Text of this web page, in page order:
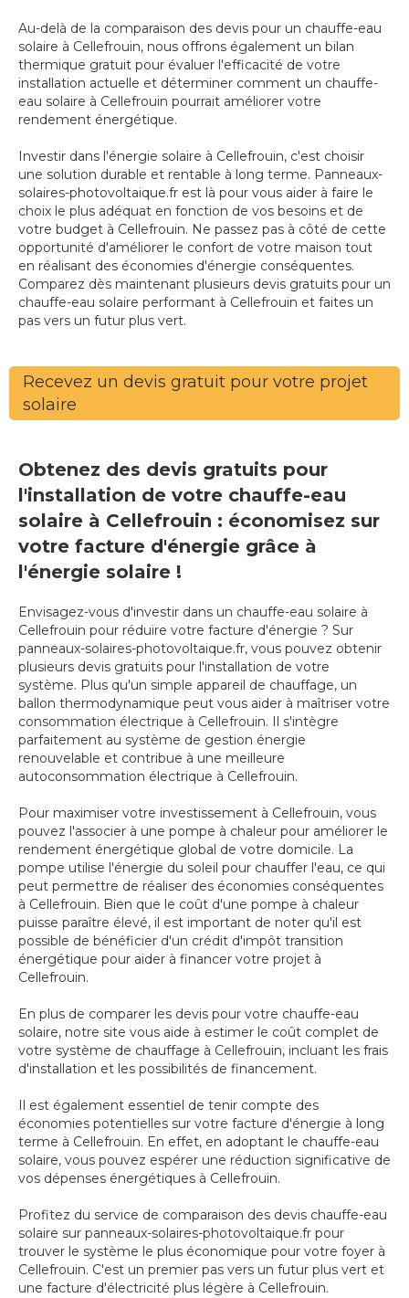
Au-delà de la comparaison des devis pour un chauffe-eau
solaire à Cellefrouin, nous offrons également un bilan
thermique gratuit pour évaluer l'efficacité de votre
installation actuelle et déterminer comment un chauffe-
eau solaire à Cellefrouin pourrait améliorer votre
rendement énergétique.
Investir dans l'énergie solaire à Cellefrouin, c'est choisir
une solution durable et rentable à long terme. Panneaux-
solaires-photovoltaique.fr est là pour vous aider à faire le
choix le plus adéquat en fonction de vos besoins et de
votre budget à Cellefrouin. Ne passez pas à côté de cette
opportunité d'améliorer le confort de votre maison tout
en réalisant des économies d'énergie conséquentes.
Comparez dès maintenant plusieurs devis gratuits pour un
chauffe-eau solaire performant à Cellefrouin et faites un
pas vers un futur plus vert.
Recevez un devis gratuit pour votre projet
solaire
Obtenez des devis gratuits pour
l'installation de votre chauffe-eau
solaire à Cellefrouin : économisez sur
votre facture d'énergie grâce à
l'énergie solaire !
Envisagez-vous d'investir dans un chauffe-eau solaire à
Cellefrouin pour réduire votre facture d'énergie ? Sur
panneaux-solaires-photovoltaique.fr, vous pouvez obtenir
plusieurs devis gratuits pour l'installation de votre
système. Plus qu'un simple appareil de chauffage, un
ballon thermodynamique peut vous aider à maîtriser votre
consommation électrique à Cellefrouin. Il s'intègre
parfaitement au système de gestion énergie
renouvelable et contribue à une meilleure
autoconsommation électrique à Cellefrouin.
Pour maximiser votre investissement à Cellefrouin, vous
pouvez l'associer à une pompe à chaleur pour améliorer le
rendement énergétique global de votre domicile. La
pompe utilise l'énergie du soleil pour chauffer l'eau, ce qui
peut permettre de réaliser des économies conséquentes
à Cellefrouin. Bien que le coût d'une pompe à chaleur
puisse paraître élevé, il est important de noter qu'il est
possible de bénéficier d'un crédit d'impôt transition
énergétique pour aider à financer votre projet à
Cellefrouin.
En plus de comparer les devis pour votre chauffe-eau
solaire, notre site vous aide à estimer le coût complet de
votre système de chauffage à Cellefrouin, incluant les frais
d'installation et les possibilités de financement.
Il est également essentiel de tenir compte des
économies potentielles sur votre facture d'énergie à long
terme à Cellefrouin. En effet, en adoptant le chauffe-eau
solaire, vous pouvez espérer une réduction significative de
vos dépenses énergétiques à Cellefrouin.
Profitez du service de comparaison des devis chauffe-eau
solaire sur panneaux-solaires-photovoltaique.fr pour
trouver le système le plus économique pour votre foyer à
Cellefrouin. C'est un premier pas vers un futur plus vert et
une facture d'électricité plus légère à Cellefrouin.